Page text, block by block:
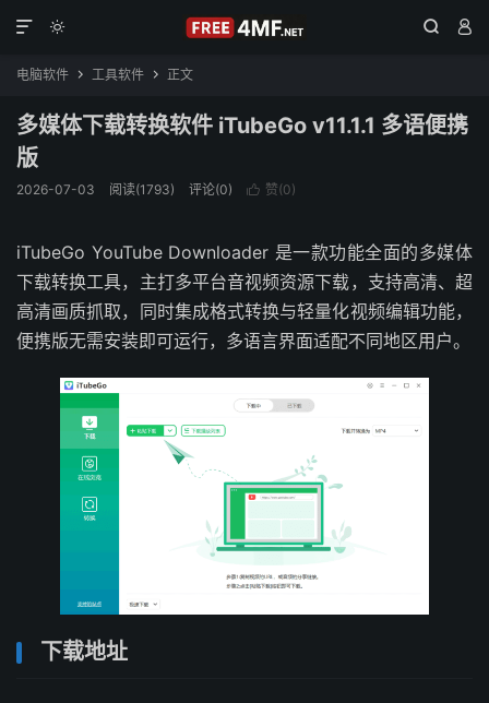
  

电脑软件  工具软件  正文
多媒体下载转换软件 iTubeGo v11.1.1 多语便携
版
2026-07-03 阅读(1793) 评论(0)  赞(0)
iTubeGo YouTube Downloader 是一款功能全面的多媒体
下载转换工具，主打多平台音视频资源下载，支持高清、超
高清画质抓取，同时集成格式转换与轻量化视频编辑功能，
便携版无需安装即可运行，多语言界面适配不同地区用户。
下载地址